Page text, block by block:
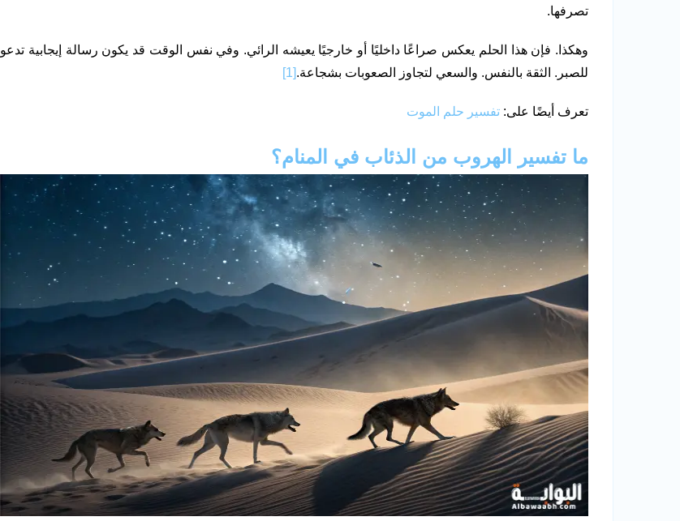
تصرفها.
وهكذا. فإن هذا الحلم يعكس صراعًا داخليًا أو خارجيًا يعيشه الرائي. وفي نفس الوقت قد يكون رسالة إيجابية تدعو
للصبر. الثقة بالنفس. والسعي لتجاوز الصعوبات بشجاعة.[1]
تعرف أيضًا على: تفسير حلم الموت
ما تفسير الهروب من الذئاب في المنام؟